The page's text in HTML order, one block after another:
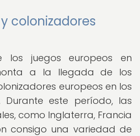
colonizadores
los juegos europeos en
a la llegada de los
europeos en los
Durante este período, las
como Inglaterra, Francia
consigo una variedad de